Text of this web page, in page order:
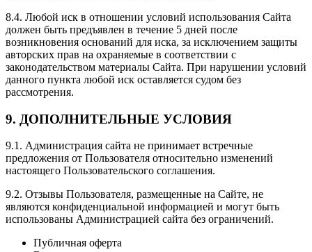
8.4. Любой иск в отношении условий использования Сайта
должен быть предъявлен в течение 5 дней после
возникновения оснований для иска, за исключением защиты
авторских прав на охраняемые в соответствии с
законодательством материалы Сайта. При нарушении условий
данного пункта любой иск оставляется судом без
рассмотрения.
9. ДОПОЛНИТЕЛЬНЫЕ УСЛОВИЯ
9.1. Администрация сайта не принимает встречные
предложения от Пользователя относительно изменений
настоящего Пользовательского соглашения.
9.2. Отзывы Пользователя, размещенные на Сайте, не
являются конфиденциальной информацией и могут быть
использованы Администрацией сайта без ограничений.
Публичная оферта